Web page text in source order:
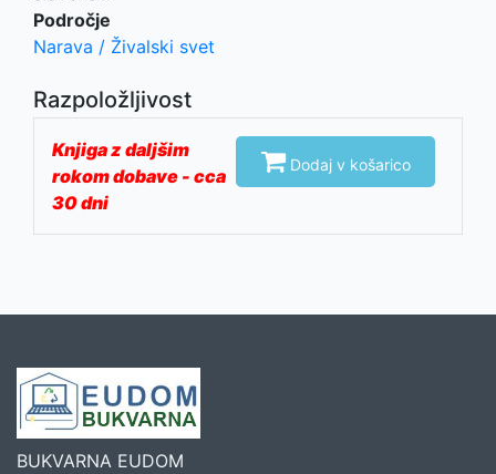
Področje
Narava / Živalski svet
Razpoložljivost
Knjiga z daljšim
rokom dobave - cca
30 dni
Dodaj v košarico
BUKVARNA EUDOM